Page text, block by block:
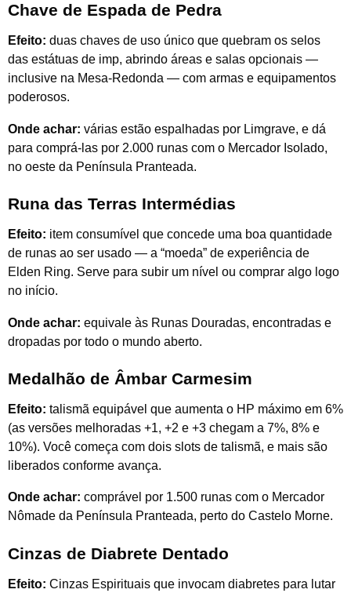
Chave de Espada de Pedra
Efeito: duas chaves de uso único que quebram os selos
das estátuas de imp, abrindo áreas e salas opcionais —
inclusive na Mesa-Redonda — com armas e equipamentos
poderosos.
Onde achar: várias estão espalhadas por Limgrave, e dá
para comprá-las por 2.000 runas com o Mercador Isolado,
no oeste da Península Pranteada.
Runa das Terras Intermédias
Efeito: item consumível que concede uma boa quantidade
de runas ao ser usado — a “moeda” de experiência de
Elden Ring. Serve para subir um nível ou comprar algo logo
no início.
Onde achar: equivale às Runas Douradas, encontradas e
dropadas por todo o mundo aberto.
Medalhão de Âmbar Carmesim
Efeito: talismã equipável que aumenta o HP máximo em 6%
(as versões melhoradas +1, +2 e +3 chegam a 7%, 8% e
10%). Você começa com dois slots de talismã, e mais são
liberados conforme avança.
Onde achar: comprável por 1.500 runas com o Mercador
Nômade da Península Pranteada, perto do Castelo Morne.
Cinzas de Diabrete Dentado
Efeito: Cinzas Espirituais que invocam diabretes para lutar